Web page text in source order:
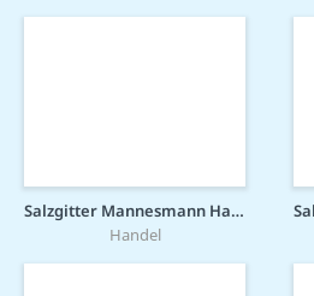
Salzgitter Mannesmann Handel GmbH
Handel